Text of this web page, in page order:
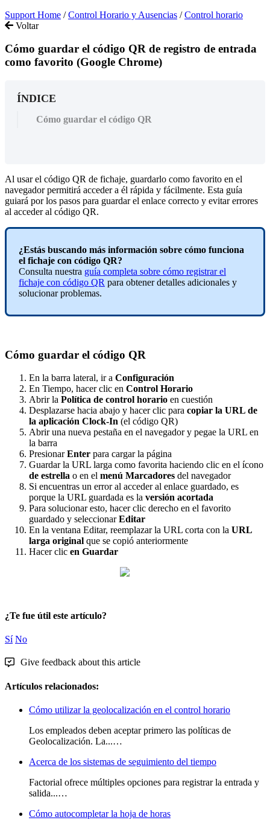
Support Home / Control Horario y Ausencias / Control horario
Voltar
Cómo guardar el código QR de registro de entrada
como favorito (Google Chrome)
ÍNDICE
Cómo guardar el código QR
Al usar el código QR de fichaje, guardarlo como favorito en el
navegador permitirá acceder a él rápida y fácilmente. Esta guía
guiará por los pasos para guardar el enlace correcto y evitar errores
al acceder al código QR.
¿Estás buscando más información sobre cómo funciona
el fichaje con código QR?
Consulta nuestra guía completa sobre cómo registrar el
fichaje con código QR para obtener detalles adicionales y
solucionar problemas.
Cómo guardar el código QR
En la barra lateral, ir a Configuración
En Tiempo, hacer clic en Control Horario
Abrir la Política de control horario en cuestión
Desplazarse hacia abajo y hacer clic para copiar la URL de
la aplicación Clock-In (el código QR)
Abrir una nueva pestaña en el navegador y pegae la URL en
la barra
Presionar Enter para cargar la página
Guardar la URL larga como favorita haciendo clic en el ícono
de estrella o en el menú Marcadores del navegador
Si encuentras un error al acceder al enlace guardado, es
porque la URL guardada es la versión acortada
Para solucionar esto, hacer clic derecho en el favorito
guardado y seleccionar Editar
En la ventana Editar, reemplazar la URL corta con la URL
larga original que se copió anteriormente
Hacer clic en Guardar
¿Te fue útil este artículo?
Sí No
Give feedback about this article
Artículos relacionados:
Cómo utilizar la geolocalización en el control horario
Los empleados deben aceptar primero las políticas de
Geolocalización. La...…
Acerca de los sistemas de seguimiento del tiempo
Factorial ofrece múltiples opciones para registrar la entrada y
salida...…
Cómo autocompletar la hoja de horas